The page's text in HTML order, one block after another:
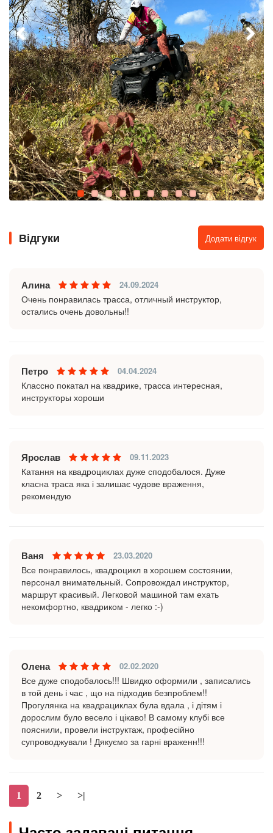
Відгуки Додати відгук
Алина 24.09.2024
Очень понравилась трасса, отличный инструктор,
остались очень довольны!!
Петро 04.04.2024
Классно покатал на квадрике, трасса интересная,
инструкторы хороши
Ярослав 09.11.2023
Катання на квадроциклах дуже сподобалося. Дуже
класна траса яка і залишає чудове враження,
рекомендую
Ваня 23.03.2020
Все понравилось, квадроцикл в хорошем состоянии,
персонал внимательный. Сопровождал инструктор,
маршрут красивый. Легковой машиной там ехать
некомфортно, квадриком - легко :-)
Олена 02.02.2020
Все дуже сподобалось!!! Швидко оформили , записались
в той день і час , що на підходив безпроблем!!
Прогулянка на квадрациклах була вдала , і дітям і
дорослим було весело і цікаво! В самому клубі все
пояснили, провели інструктаж, професійно
супроводжували ! Дякуємо за гарні враженн!!!
1 2 > >|